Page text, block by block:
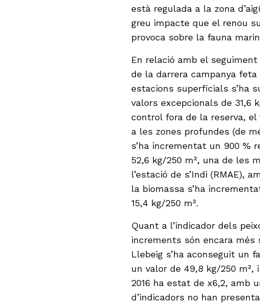
està regulada a la zona
greu impacte que el renou
provoca sobre la fauna
En relació amb el
de la darrera campanya
estacions superficials s’ha
valors excepcionals de 31,6
control fora de la reserva, el
a les zones profundes (de
s’ha incrementat un 900 %
52,6 kg/250 m², una de les
l’estació de s’Indi (RMAE),
la biomassa s’ha
15,4 kg/250 m².
Quant a l’indicador dels
increments són encara més
Llebeig s’ha aconseguit un
un valor de 49,8 kg/250 m²,
2016 ha estat de x6,2, amb
d’indicadors no han